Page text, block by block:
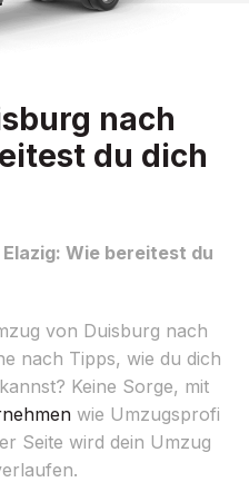
nach
du dich
Wie bereitest du
von Duisburg nach
nach Tipps, wie du dich
Keine Sorge, mit
wie Umzugsprofi
Seite wird dein Umzug